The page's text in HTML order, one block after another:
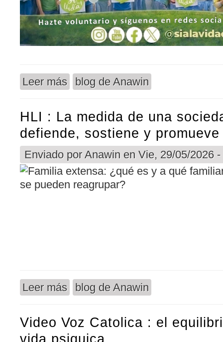
Leer más sobre Este domingo : Marcha Si a la Vida
blog de Anawin
HLI : La medida de una
defiende, sostiene y
Enviado porAnawin en Vie, 29/05/2026
Leer más sobre HLI : La medida de una sociedad: como
blog de Anawin
Video Voz Catolica : el
vida psiquica